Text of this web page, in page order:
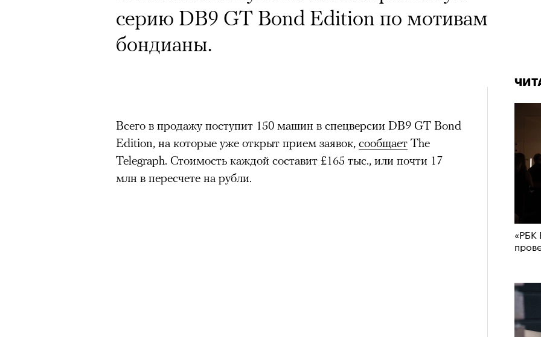
«РБК
серию DB9 GT Bond Edition по мотивам
бондианы.
Всего в продажу поступит 150 машин в спецверсии DB9 GT Bond
Edition, на которые уже открыт прием заявок, сообщает The
Telegraph. Стоимость каждой составит £165 тыс., или почти 17
млн в пересчете на рубли.